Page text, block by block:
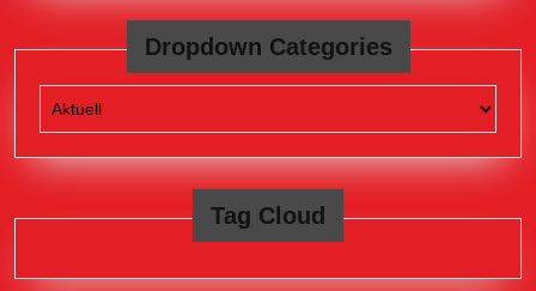
Dropdown Categories
Tag Cloud